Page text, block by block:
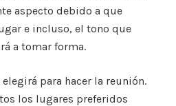
aspecto debido a que
e incluso, el tono que
a tomar forma.
para hacer la reunión.
los lugares preferidos